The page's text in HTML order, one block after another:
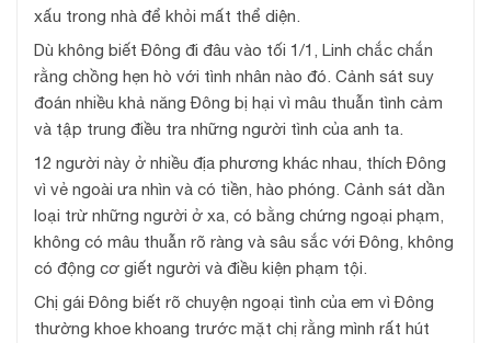
xấu trong nhà để khỏi mất thể diện.
Dù không biết Đông đi đâu vào tối 1/1, Linh chắc chắn
rằng chồng hẹn hò với tình nhân nào đó. Cảnh sát suy
đoán nhiều khả năng Đông bị hại vì mâu thuẫn tình cảm
và tập trung điều tra những người tình của anh ta.
12 người này ở nhiều địa phương khác nhau, thích Đông
vì vẻ ngoài ưa nhìn và có tiền, hào phóng. Cảnh sát dần
loại trừ những người ở xa, có bằng chứng ngoại phạm,
không có mâu thuẫn rõ ràng và sâu sắc với Đông, không
có động cơ giết người và điều kiện phạm tội.
Chị gái Đông biết rõ chuyện ngoại tình của em vì Đông
thường khoe khoang trước mặt chị rằng mình rất hút